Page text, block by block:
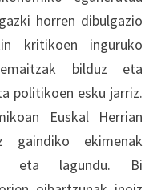
horren dibulgazio
kritikoen inguruko
bilduz eta
politikoen esku jarriz.
Euskal Herrian
gaindiko ekimenak
eta lagundu. Bi